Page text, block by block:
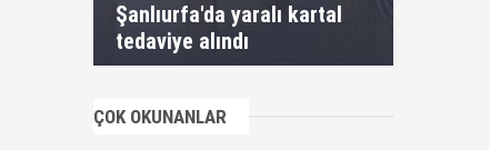
Şanlıurfa'da yaralı kartal
tedaviye alındı
ÇOK OKUNANLAR